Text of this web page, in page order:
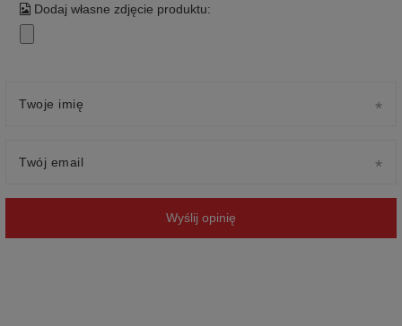
Dodaj własne zdjęcie produktu:
Twoje imię
Twój email
Wyślij opinię